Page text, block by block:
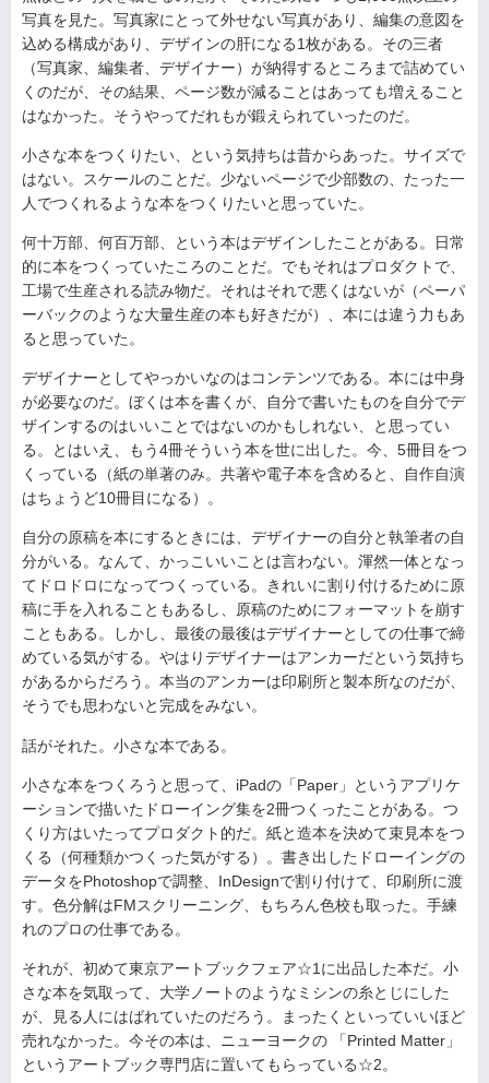
写真を見た。写真家にとって外せない写真があり、編集の意図を
込める構成があり、デザインの肝になる1枚がある。その三者
（写真家、編集者、デザイナー）が納得するところまで詰めてい
くのだが、その結果、ページ数が減ることはあっても増えること
はなかった。そうやってだれもが鍛えられていったのだ。
小さな本をつくりたい、という気持ちは昔からあった。サイズで
はない。スケールのことだ。少ないページで少部数の、たった一
人でつくれるような本をつくりたいと思っていた。
何十万部、何百万部、という本はデザインしたことがある。日常
的に本をつくっていたころのことだ。でもそれはプロダクトで、
工場で生産される読み物だ。それはそれで悪くはないが（ペーパ
ーバックのような大量生産の本も好きだが）、本には違う力もあ
ると思っていた。
デザイナーとしてやっかいなのはコンテンツである。本には中身
が必要なのだ。ぼくは本を書くが、自分で書いたものを自分でデ
ザインするのはいいことではないのかもしれない、と思ってい
る。とはいえ、もう4冊そういう本を世に出した。今、5冊目をつ
くっている（紙の単著のみ。共著や電子本を含めると、自作自演
はちょうど10冊目になる）。
自分の原稿を本にするときには、デザイナーの自分と執筆者の自
分がいる。なんて、かっこいいことは言わない。渾然一体となっ
てドロドロになってつくっている。きれいに割り付けるために原
稿に手を入れることもあるし、原稿のためにフォーマットを崩す
こともある。しかし、最後の最後はデザイナーとしての仕事で締
めている気がする。やはりデザイナーはアンカーだという気持ち
があるからだろう。本当のアンカーは印刷所と製本所なのだが、
そうでも思わないと完成をみない。
話がそれた。小さな本である。
小さな本をつくろうと思って、iPadの「Paper」というアプリケ
ーションで描いたドローイング集を2冊つくったことがある。つ
くり方はいたってプロダクト的だ。紙と造本を決めて束見本をつ
くる（何種類かつくった気がする）。書き出したドローイングの
データをPhotoshopで調整、InDesignで割り付けて、印刷所に渡
す。色分解はFMスクリーニング、もちろん色校も取った。手練
れのプロの仕事である。
それが、初めて東京アートブックフェア☆1に出品した本だ。小
さな本を気取って、大学ノートのようなミシンの糸とじにした
が、見る人にはばれていたのだろう。まったくといっていいほど
売れなかった。今その本は、ニューヨークの 「Printed Matter」
というアートブック専門店に置いてもらっている☆2。